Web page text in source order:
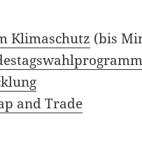
Klimaschutz (bis
and Trade